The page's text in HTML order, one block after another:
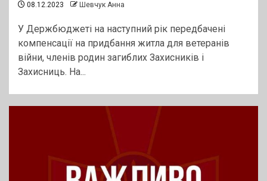
08.12.2023 Шевчук Анна
У Держбюджеті на наступний рік передбачені
компенсації на придбання житла для ветеранів
війни, членів родин загиблих Захисників і
Захисниць. На...